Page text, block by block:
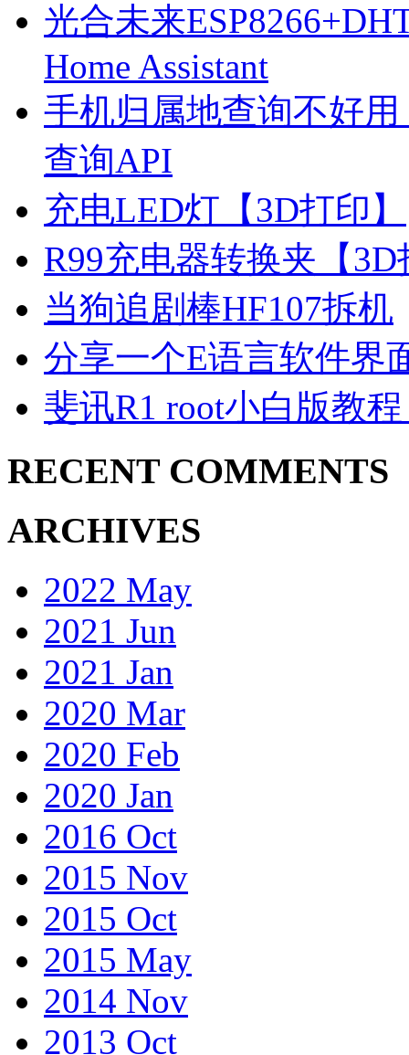
光合未来
Home Assistant
手机归属地查询不好
查询API
充电LED灯【3D打印】
R99充电器转换夹【3D
当狗追剧棒HF107拆机
分享一个E语言软件界
斐讯R1 root小白版教
RECENT COMMENTS
ARCHIVES
2022 May
2021 Jun
2021 Jan
2020 Mar
2020 Feb
2020 Jan
2016 Oct
2015 Nov
2015 Oct
2015 May
2014 Nov
2013 Oct